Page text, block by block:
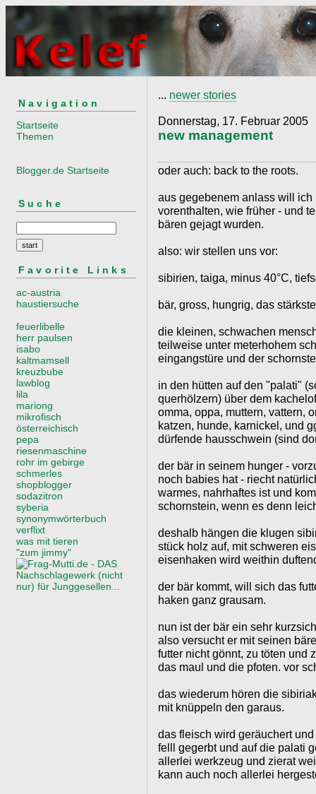
Navigation
Startseite
Themen
Blogger.de Startseite
Suche
Favorite Links
ac-austria
haustiersuche
feuerlibelle
herr paulsen
isabo
kaltmamsell
kreuzbube
lawblog
lila
mariong
mikrofisch
österreichisch
pepa
riesenmaschine
rohr im gebirge
schmerles
shopblogger
sodazitron
syberia
synonymwörterbuch
verflixt
was mit tieren
"zum jimmy"
... newer stories
Donnerstag, 17. Februar 2005
new management
oder auch: back to the roots.
aus gegebenem anlass will
vorenthalten, wie früher - und
bären gejagt wurden.
also: wir stellen uns vor:
sibirien, taiga, minus 40°C,
bär, gross, hungrig, das
die kleinen, schwachen
teilweise unter meterhohem
eingangstüre und der
in den hütten auf den "palati"
querhölzern) über dem
omma, oppa, muttern, vattern,
katzen, hunde, karnickel, und
dürfende hausschwein (sind
der bär in seinem hunger -
noch babies hat - riecht
warmes, nahrhaftes ist und
schornstein, wenn es denn
deshalb hängen die klugen
stück holz auf, mit schweren
eisenhaken wird weithin
der bär kommt, will sich das
haken ganz grausam.
nun ist der bär ein sehr
also versucht er mit seinen
futter nicht gönnt, zu töten und
das maul und die pfoten. vor
das wiederum hören die
mit knüppeln den garaus.
das fleisch wird geräuchert
felll gegerbt und auf die palati
allerlei werkzeug und zierat
kann auch noch allerlei